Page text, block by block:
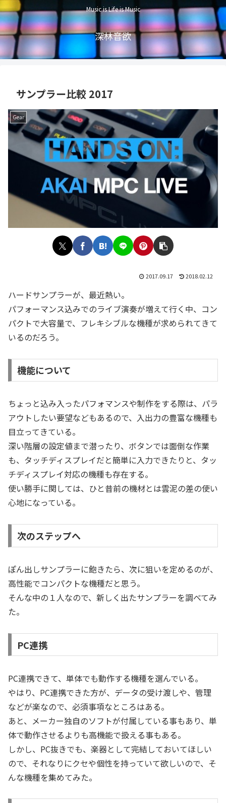
Music is Life is Music
深林音欲
サンプラー比較 2017
Gear
2017.09.17 2018.02.12
ハードサンプラーが、最近熱い。
パフォーマンス込みでのライブ演奏が増えて行く中、コン
パクトで大容量で、フレキシブルな機種が求められてきて
いるのだろう。
機能について
ちょっと込み入ったパフォマンスや制作をする際は、パラ
アウトしたい要望などもあるので、入出力の豊富な機種も
目立ってきている。
深い階層の設定値まで潜ったり、ボタンでは面倒な作業
も、タッチディスプレイだと簡単に入力できたりと、タッ
チディスプレイ対応の機種も存在する。
使い勝手に関しては、ひと昔前の機材とは雲泥の差の使い
心地になっている。
次のステップへ
ぽん出しサンプラーに飽きたら、次に狙いを定めるのが、
高性能でコンパクトな機種だと思う。
そんな中の１人なので、新しく出たサンプラーを調べてみ
た。
PC連携
PC連携できて、単体でも動作する機種を選んでいる。
やはり、PC連携できた方が、データの受け渡しや、管理
などが楽なので、必須事項なところはある。
あと、メーカー独自のソフトが付属している事もあり、単
体で動作させるよりも高機能で扱える事もある。
しかし、PC抜きでも、楽器として完結しておいてほしい
ので、それなりにクセや個性を持っていて欲しいので、そ
んな機種を集めてみた。